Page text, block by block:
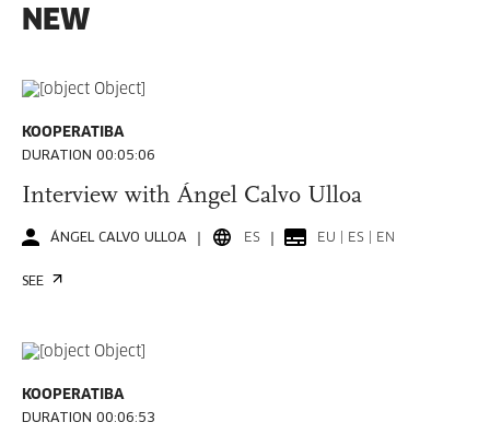
NEW
KOOPERATIBA
DURATION 00:05:06
Interview with Ángel Calvo Ulloa
ÁNGEL CALVO ULLOA ES EU | ES | EN
SEE
KOOPERATIBA
DURATION 00:06:53